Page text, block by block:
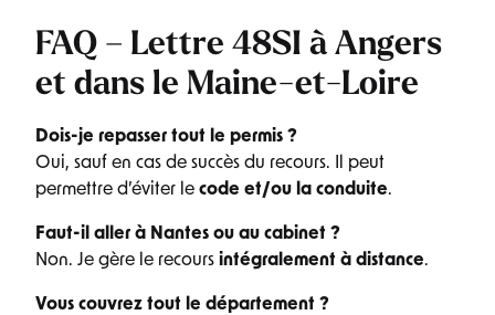
FAQ – Lettre 48SI à Angers
et dans le Maine-et-Loire
Dois-je repasser tout le permis ?
Oui, sauf en cas de succès du recours. Il peut
permettre d’éviter le code et/ou la conduite.
Faut-il aller à Nantes ou au cabinet ?
Non. Je gère le recours intégralement à distance.
Vous couvrez tout le département ?